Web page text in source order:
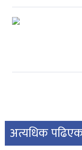
अत्यधिक